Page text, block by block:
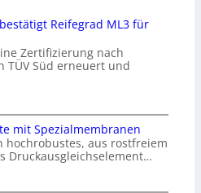
Reifegrad ML3 für
Zertifizierung nach
TÜV Süd erneuert und
mit Spezialmembranen
hochrobustes, aus rostfreiem
Druckausgleichselement…